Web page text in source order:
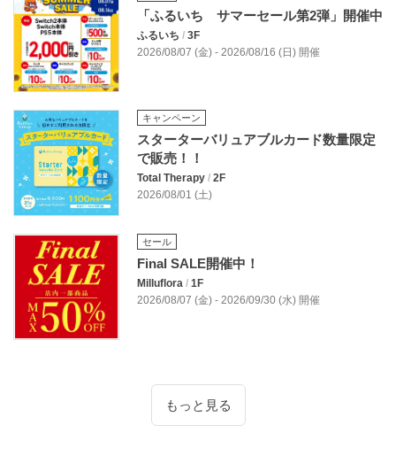
「ふるいち サマーセール第2弾」開催中
ふるいち / 3F
2026/08/07 (金) - 2026/08/16 (日) 開催
キャンペーン
スターターバリュアブルカード数量限定
で販売！！
Total Therapy / 2F
2026/08/01 (土)
セール
Final SALE開催中！
Milluflora / 1F
2026/08/07 (金) - 2026/09/30 (水) 開催
もっと見る